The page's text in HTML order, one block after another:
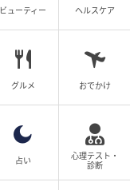
ビューティー ヘルスケア
グルメ おでかけ
占い
心理テスト・
診断